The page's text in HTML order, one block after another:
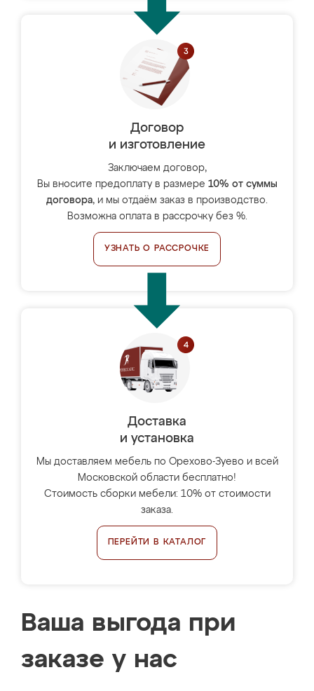
Договор
и изготовление
Заключаем договор,
Вы вносите предоплату в размере 10% от суммы
договора, и мы отдаём заказ в производство.
Возможна оплата в рассрочку без %.
УЗНАТЬ О РАССРОЧКЕ
Доставка
и установка
Мы доставляем мебель по Орехово-Зуево и всей
Московской области бесплатно!
Стоимость сборки мебели: 10% от стоимости
заказа.
ПЕРЕЙТИ В КАТАЛОГ
Ваша выгода при
заказе у нас